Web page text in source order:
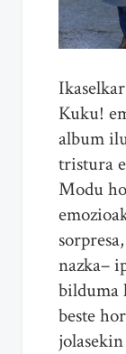
Kuku!
album
tristura
Modu
nazka–
bilduma
beste